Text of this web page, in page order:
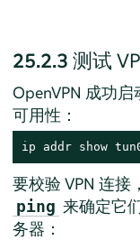
25.2.3 测试
OpenVPN 成功
可用性：
ip addr show
要校验 VPN 连接
ping 来确定它
务器：